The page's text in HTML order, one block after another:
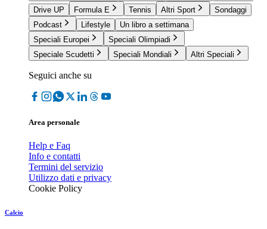
Drive UP
Formula E Tennis Altri Sport
Sondaggi
Podcast
Lifestyle
Un libro a settimana
Speciali Europei
Speciali Olimpiadi
Speciale Scudetti
Speciali Mondiali Altri Speciali
Seguici anche su
Area personale
Help e Faq
Info e contatti
Termini del servizio
Utilizzo dati e privacy
Cookie Policy
Calcio